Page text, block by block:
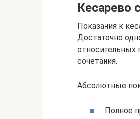
Кесарево
Показания к
Достаточно
относительных
сочетания.
Абсолютные
Полное